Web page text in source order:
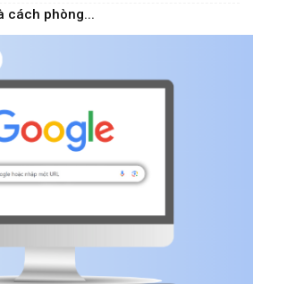
cách phòng...